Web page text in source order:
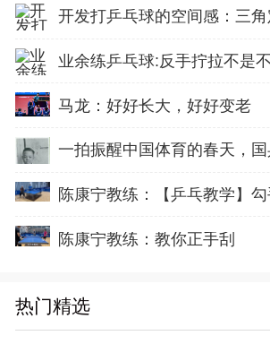
马龙：好好长大，好好变老
陈康宁教练：【乒乓教学】
陈康宁教练：教你正手刮
热门精选